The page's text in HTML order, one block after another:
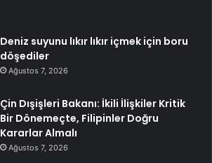
Deniz suyunu lıkır lıkır içmek için boru
döşediler
Ağustos 7, 2026
Çin Dışişleri Bakanı: İkili İlişkiler Kritik
Bir Dönemeçte, Filipinler Doğru
Kararlar Almalı
Ağustos 7, 2026